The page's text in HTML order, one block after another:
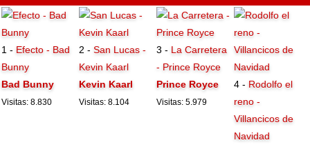
1 - Efecto - Bad
Bunny
Bad Bunny
Visitas: 8.830
2 -San Lucas -
Kevin Kaarl
Kevin Kaarl
Visitas: 8.104
3 - La Carretera
- Prince Royce
Prince Royce
Visitas: 5.979
4 - Rodolfo el
reno -
Villancicos de
Navidad